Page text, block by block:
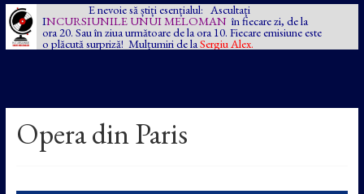
E nevoie să știți esențialul: Ascultați
INCURSIUNILE UNUI MELOMAN în fiecare zi, de la
ora 20. Sau în ziua următoare de la ora 10. Fiecare emisiune este
o plăcută surpriză! Mulțumiri de la Sergiu Alex.
Opera din Paris